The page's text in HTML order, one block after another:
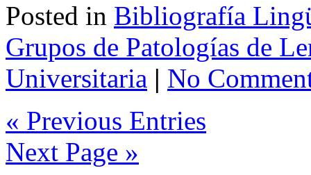
Posted in Bibliografía
Grupos de Patologías de
Universitaria | No
« Previous Entries
Next Page »